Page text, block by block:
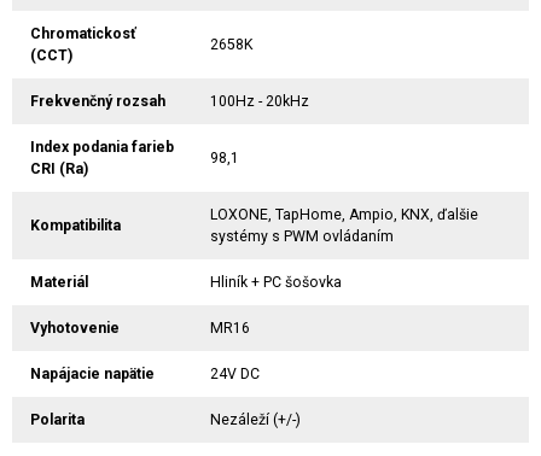
Chromatickosť
(CCT)
2658K
Frekvenčný rozsah 100Hz - 20kHz
Index podania farieb
CRI (Ra)
98,1
Kompatibilita
LOXONE, TapHome, Ampio, KNX, ďalšie
systémy s PWM ovládaním
Materiál Hliník + PC šošovka
Vyhotovenie MR16
Napájacie napätie 24V DC
Polarita Nezáleží (+/-)